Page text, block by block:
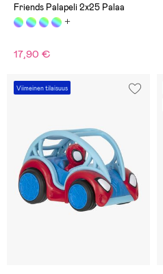
Friends Palapeli 2x25 Palaa
17,90 €
Viimeinen tilaisuus